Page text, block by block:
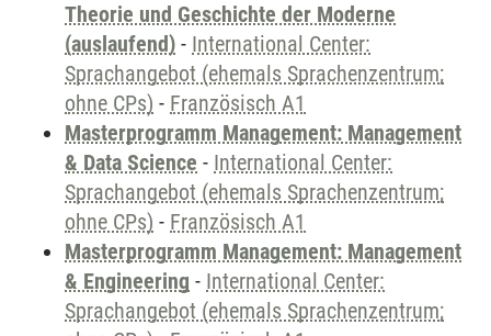
Theorie und Geschichte der Moderne
(auslaufend) - International Center:
Sprachangebot (ehemals Sprachenzentrum;
ohne CPs) - Französisch A1
Masterprogramm Management: Management
& Data Science - International Center:
Sprachangebot (ehemals Sprachenzentrum;
ohne CPs) - Französisch A1
Masterprogramm Management: Management
& Engineering - International Center:
Sprachangebot (ehemals Sprachenzentrum;